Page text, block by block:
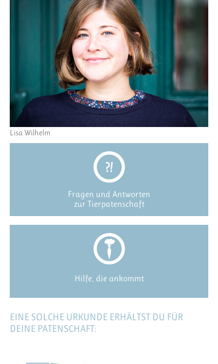
Lisa Wilhelm
Fragen und Antworten
zur Tierpatenschaft
Hilfe, die ankommt
EINE SOLCHE URKUNDE ERHÄLTST DU FÜR
DEINE PATENSCHAFT: